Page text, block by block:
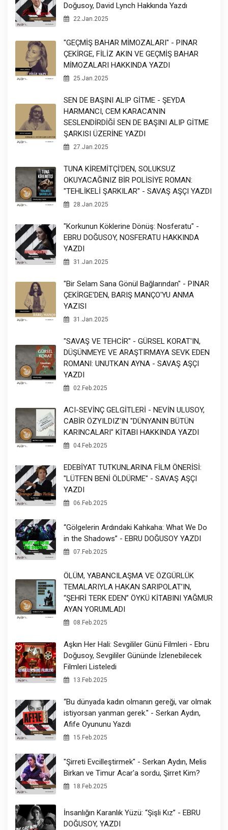
Doğusoy, David Lynch Hakkında Yazdı
22.Jan.2025
"GEÇMİŞ BAHAR MİMOZALARI" - PINAR
ÇEKİRGE, FİLİZ AKIN VE GEÇMİŞ BAHAR
MİMOZALARI HAKKINDA YAZDI
25.Jan.2025
SEN DE BAŞINI ALIP GİTME - ŞEYDA
HARMANCI, CEM KARACA'NIN
SESLENDİRDİĞİ SEN DE BAŞINI ALIP GİTME
ŞARKISI ÜZERİNE YAZDI
27.Jan.2025
TUNA KİREMİTÇİ'DEN, SOLUKSUZ
OKUYACAĞINIZ BİR POLİSİYE ROMAN:
"TEHLİKELİ ŞARKILAR" - SAVAŞ AŞÇI YAZDI
28.Jan.2025
"Korkunun Köklerine Dönüş: Nosferatu" -
EBRU DOĞUSOY, NOSFERATU HAKKINDA
YAZDI
31.Jan.2025
"Bir Selam Sana Gönül Bağlarından" - PINAR
ÇEKİRGE'DEN, BARIŞ MANÇO'YU ANMA
YAZISI
31.Jan.2025
"SAVAŞ VE TEHCİR" - GÜRSEL KORAT'IN,
DÜŞÜNMEYE VE ARAŞTIRMAYA SEVK EDEN
ROMANI: UNUTKAN AYNA - SAVAŞ AŞÇI
YAZDI
02.Feb.2025
ACI-SEVİNÇ GELGİTLERİ - NEVİN ULUSOY,
CABİR ÖZYILDIZ'IN "DÜNYANIN BÜTÜN
KARINCALARI" KİTABI HAKKINDA YAZDI
04.Feb.2025
EDEBİYAT TUTKUNLARINA FİLM ÖNERİSİ:
"LÜTFEN BENİ ÖLDÜRME" - SAVAŞ AŞÇI
YAZDI
06.Feb.2025
“Gölgelerin Ardındaki Kahkaha: What We Do
in the Shadows” - EBRU DOĞUSOY YAZDI
07.Feb.2025
ÖLÜM, YABANCILAŞMA VE ÖZGÜRLÜK
TEMALARIYLA HAKAN SARIPOLAT’IN,
“ŞEHRİ TERK EDEN” ÖYKÜ KİTABINI YAĞMUR
AYAN YORUMLADI
08.Feb.2025
Aşkın Her Hali: Sevgililer Günü Filmleri - Ebru
Doğusoy, Sevgililer Gününde İzlenebilecek
Filmleri Listeledi
13.Feb.2025
“Bu dünyada kadın olmanın gereği, var olmak
istiyorsan yanman gerek." - Serkan Aydın,
Afife Oyununu Yazdı
15.Feb.2025
"Şirreti Evcilleştirmek" - Serkan Aydın, Melis
Birkan ve Timur Acar'a sordu, Şirret Kim?
18.Feb.2025
İnsanlığın Karanlık Yüzü: “Şişli Kız” - EBRU
DOĞUSOY, YAZDI